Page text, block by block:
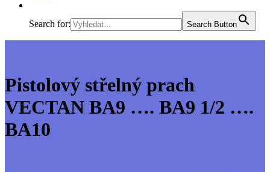
Search for: Search Button
Pistolový střelný prach
VECTAN BA9 …. BA9 1/2 ….
BA10